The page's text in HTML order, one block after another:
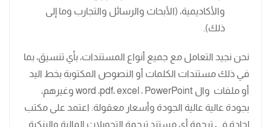
والأكاديمية، (الأبحاث والرسائل والتجارب وما إلى
ذلك).
نحن نجيد التعامل مع جميع أنواع المستندات، بأي تنسيق، بما
في ذلك مستندات الكلمات أو النصوص المكتوبة بخط اليد
أو ملفات وال word ،pdf، excel ، PowerPoint وغيرهم،
بجودة عالية عالية الجودة وأسعار معقولة. اعتمد على مكتب
إجادة في ترجمة أي مستند ترجمة التحويلات المالية والبنكية